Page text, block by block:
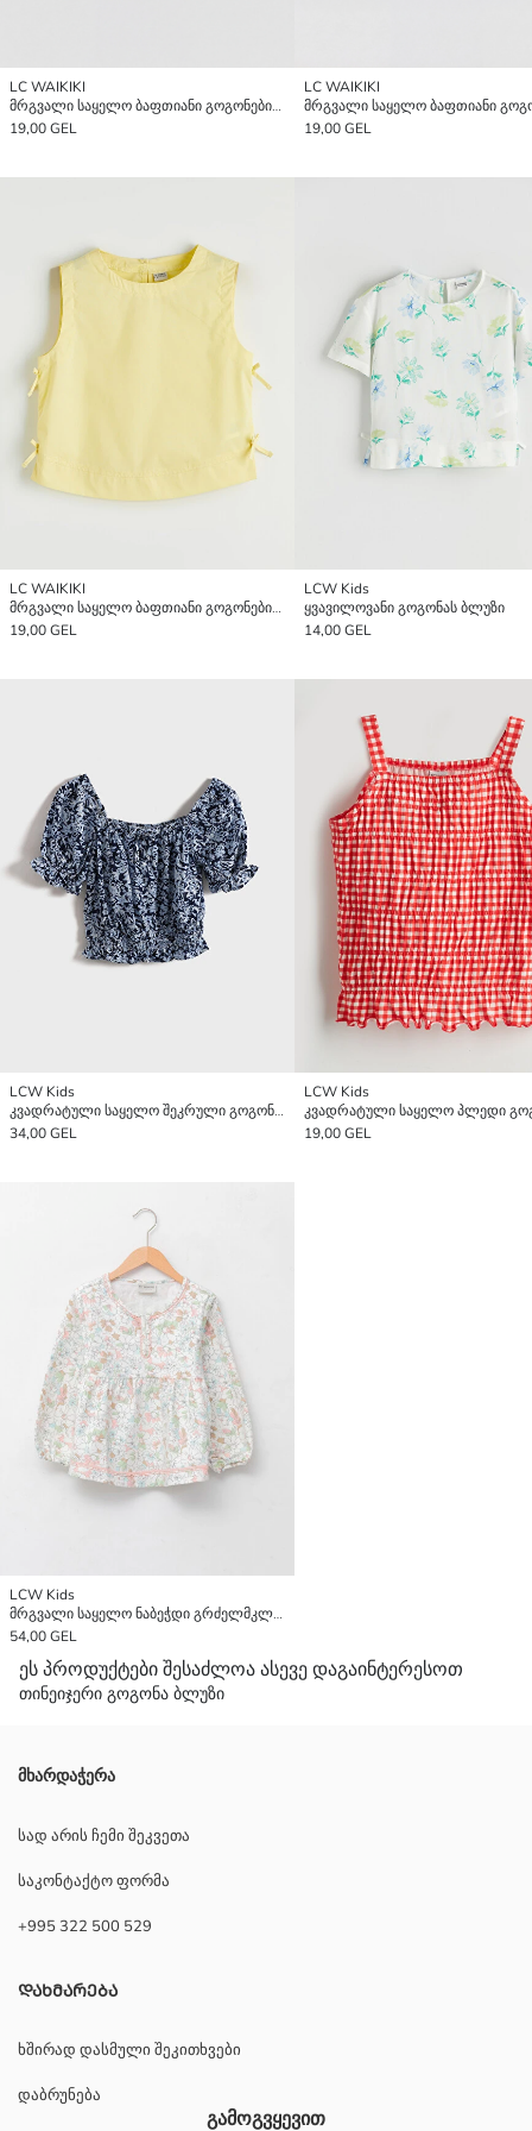
LC WAIKIKI
მრგვალი საყელო ბაფთიანი გოგონების ბლუზი
19,00 GEL
LC WAIKIKI
19,00 GEL
LC WAIKIKI
მრგვალი საყელო ბაფთიანი გოგონების ბლუზი
19,00 GEL
LCW Kids
ყვავილოვანი გოგონას ბლუზი
14,00 GEL
LCW Kids
კვადრატული საყელო შეკრული გოგონებისთვის ბლუზი
34,00 GEL
LCW Kids
19,00 GEL
LCW Kids
მრგვალი საყელო ნაბეჭდი გრძელმკლავიანი გოგონების ბლუზი
54,00 GEL
ეს პროდუქტები შესაძლოა ასევე დაგაინტერესოთ
თინეიჯერი გოგონა ბლუზი
მხარდაჭერა
სად არის ჩემი შეკვეთა
საკონტაქტო ფორმა
+995 322 500 529
ᲓᲐᲮᲛᲐᲠᲔᲑᲐ
ხშირად დასმული შეკითხვები
დაბრუნება
გამოგვყევით